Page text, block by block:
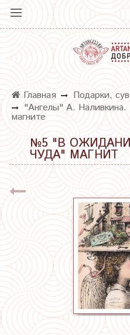
Главная Подарки,
"Ангелы" А. Наливкина.
магните
№5 "В
ЧУДА" МАГНИТ